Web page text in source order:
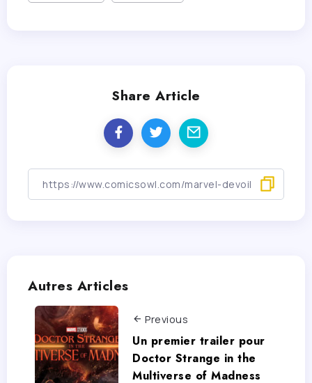
Share Article
Autres Articles
Previous
Un premier trailer pour
Doctor Strange in the
Multiverse of Madness